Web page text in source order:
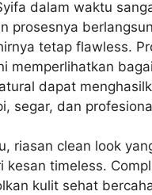
dalam waktu
prosesnya
tetap flawless.
memperlihatkan
dapat
segar, dan
riasan clean look
kesan timeless.
kulit sehat